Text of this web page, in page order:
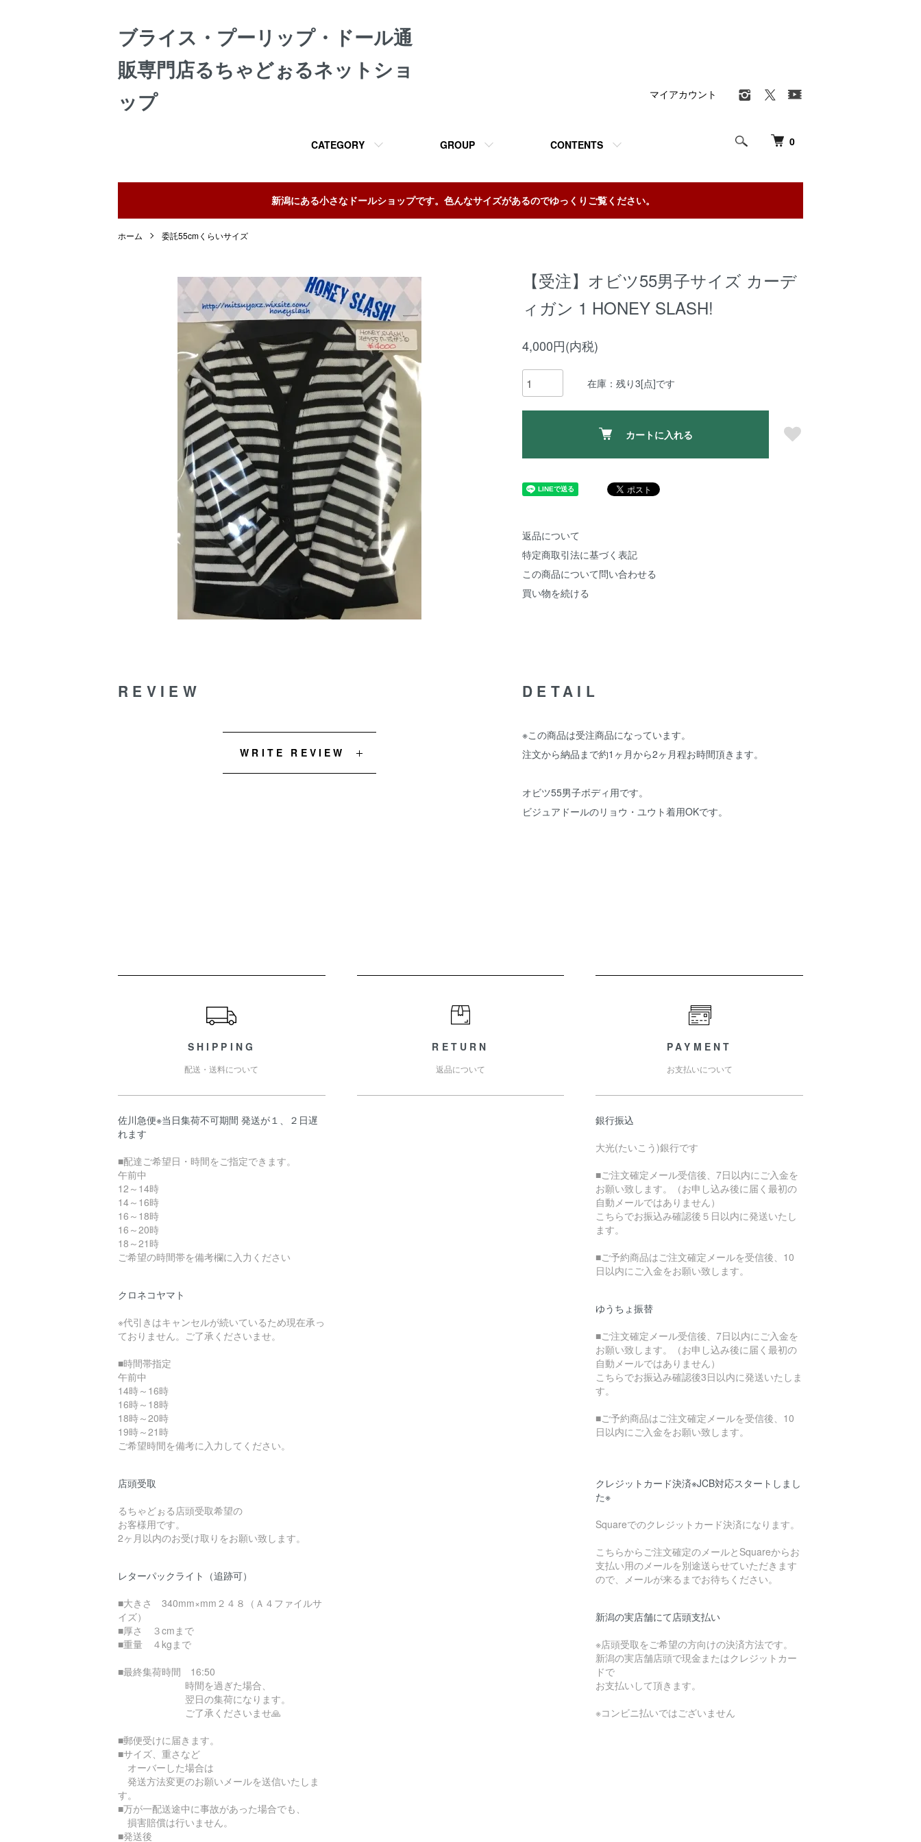
ブライス・プーリップ・ドール通
販専門店るちゃどぉるネットショ
ップ
0
CATEGORY GROUP CONTENTS
マイアカウント
新潟にある小さなドールショップです。色んなサイズがあるのでゆっくりご覧ください。
ホーム 委託55cmくらいサイズ
【受注】オビツ55男子サイズ カーデ
ィガン 1 HONEY SLASH!
4,000円(内税)
在庫：残り3[点]です
カートに入れる
返品について
特定商取引法に基づく表記
この商品について問い合わせる
買い物を続ける
DETAIL
※この商品は受注商品になっています。
注文から納品まで約1ヶ月から2ヶ月程お時間頂きます。
オビツ55男子ボディ用です。
ビジュアドールのリョウ・ユウト着用OKです。
REVIEW
WRITE REVIEW
SHIPPING
配送・送料について
佐川急便※当日集荷不可期間 発送が１、２日遅
れます
■配達ご希望日・時間をご指定できます。
午前中
12～14時
14～16時
16～18時
16～20時
18～21時
ご希望の時間帯を備考欄に入力ください
クロネコヤマト
※代引きはキャンセルが続いているため現在承っ
ておりません。ご了承くださいませ。
■時間帯指定
午前中
14時～16時
16時～18時
18時～20時
19時～21時
ご希望時間を備考に入力してください。
店頭受取
るちゃどぉる店頭受取希望の
お客様用です。
2ヶ月以内のお受け取りをお願い致します。
レターパックライト（追跡可）
■大きさ 340mm×mm２４８（Ａ４ファイルサ
イズ）
■厚さ ３cmまで
■重量 ４kgまで
■最終集荷時間 16:50
時間を過ぎた場合、
翌日の集荷になります。
ご了承くださいませ🙏
■郵便受けに届きます。
■サイズ、重さなど
オーバーした場合は
発送方法変更のお願いメールを送信いたしま
す。
■万が一配送途中に事故があった場合でも、
損害賠償は行いません。
■発送後
RETURN
返品について
PAYMENT
お支払いについて
銀行振込
大光(たいこう)銀行です
■ご注文確定メール受信後、7日以内にご入金を
お願い致します。（お申し込み後に届く最初の
自動メールではありません）
こちらでお振込み確認後５日以内に発送いたし
ます。
■ご予約商品はご注文確定メールを受信後、10
日以内にご入金をお願い致します。
ゆうちょ振替
■ご注文確定メール受信後、7日以内にご入金を
お願い致します。（お申し込み後に届く最初の
自動メールではありません）
こちらでお振込み確認後3日以内に発送いたしま
す。
■ご予約商品はご注文確定メールを受信後、10
日以内にご入金をお願い致します。
クレジットカード決済※JCB対応スタートしまし
た※
Squareでのクレジットカード決済になります。
こちらからご注文確定のメールとSquareからお
支払い用のメールを別途送らせていただきます
ので、メールが来るまでお待ちください。
新潟の実店舗にて店頭支払い
※店頭受取をご希望の方向けの決済方法です。
新潟の実店舗店頭で現金またはクレジットカー
ドで
お支払いして頂きます。
※コンビニ払いではございません